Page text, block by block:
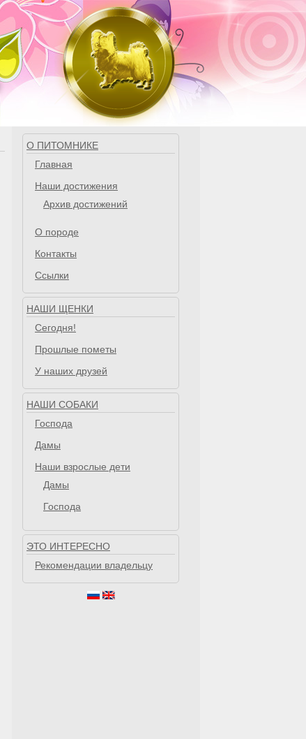
О ПИТОМНИКЕ
Главная
Наши достижения
Архив достижений
О породе
Контакты
Ссылки
НАШИ ЩЕНКИ
Сегодня!
Прошлые пометы
У наших друзей
НАШИ СОБАКИ
Господа
Дамы
Наши взрослые дети
Дамы
Господа
ЭТО ИНТЕРЕСНО
Рекомендации владельцу